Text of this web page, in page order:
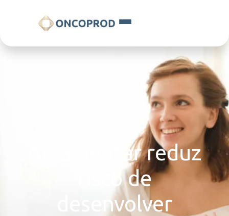
Amamentar reduz
risco de
desenvolver